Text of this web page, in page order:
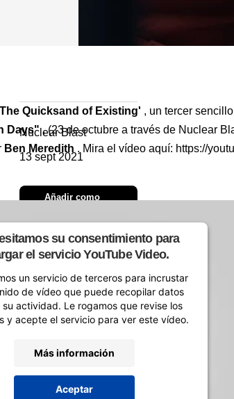
Nuclear Blast
13 sept 2021
Añadir como
Google
ETIQUETAS
Label News
Pallbearer
Quicksand of Existing' , un tercer
Days", (23 de octubre a través de Nuclear
Ben Meredith . Mira el vídeo aquí: https://
su consentimiento para
el servicio YouTube Video.
un servicio de terceros para incrustar
de vídeo que puede recopilar datos
su actividad. Le rogamos que revise los
y acepte el servicio para ver este vídeo.
Más información
Aceptar